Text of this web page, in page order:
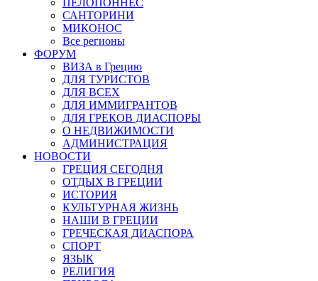
ПЕЛОПОННЕС
САНТОРИНИ
МИКОНОС
Все регионы
ФОРУМ
ВИЗА в Грецию
ДЛЯ ТУРИСТОВ
ДЛЯ ВСЕХ
ДЛЯ ИММИГРАНТОВ
ДЛЯ ГРЕКОВ ДИАСПОРЫ
О НЕДВИЖИМОСТИ
АДМИНИСТРАЦИЯ
НОВОСТИ
ГРЕЦИЯ СЕГОДНЯ
ОТДЫХ В ГРЕЦИИ
ИСТОРИЯ
КУЛЬТУРНАЯ ЖИЗНЬ
НАШИ В ГРЕЦИИ
ГРЕЧЕСКАЯ ДИАСПОРА
СПОРТ
ЯЗЫК
РЕЛИГИЯ